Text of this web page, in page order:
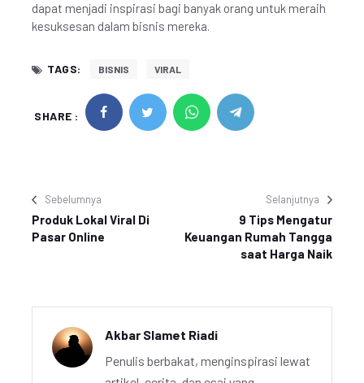
dapat menjadi inspirasi bagi banyak orang untuk meraih
kesuksesan dalam bisnis mereka.
TAGS: BISNIS VIRAL
SHARE :
Sebelumnya
Produk Lokal Viral Di
Pasar Online
Selanjutnya
9 Tips Mengatur
Keuangan Rumah Tangga
saat Harga Naik
Akbar Slamet Riadi
Penulis berbakat, menginspirasi lewat